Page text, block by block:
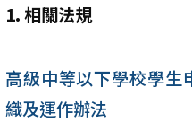
1. 相關法規
高級中等以下學校學生
織及運作辦法